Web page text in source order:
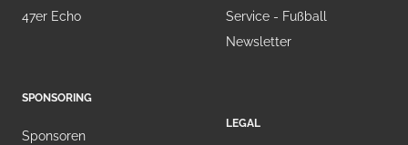
47er Echo
SPONSORING
Sponsoren
Service - Fußball
Newsletter
LEGAL